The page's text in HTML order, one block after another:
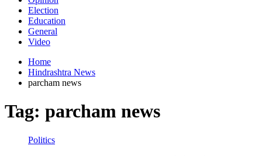
Election
Education
General
Video
Home
Hindrashtra News
parcham news
Tag: parcham news
Politics